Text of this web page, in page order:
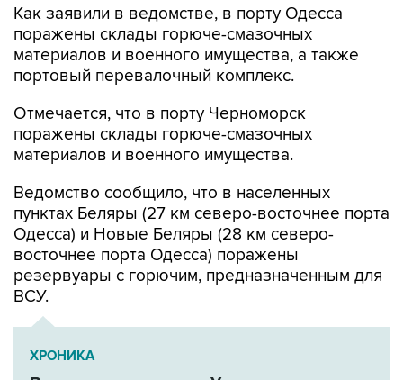
Как заявили в ведомстве, в порту Одесса
поражены склады горюче-смазочных
материалов и военного имущества, а также
портовый перевалочный комплекс.
Отмечается, что в порту Черноморск
поражены склады горюче-смазочных
материалов и военного имущества.
Ведомство сообщило, что в населенных
пунктах Беляры (27 км северо-восточнее порта
Одесса) и Новые Беляры (28 км северо-
восточнее порта Одесса) поражены
резервуары с горючим, предназначенным для
ВСУ.
ХРОНИКА